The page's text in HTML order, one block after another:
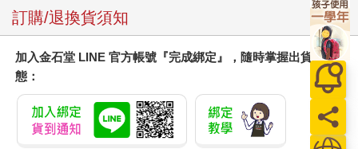
訂購/退換貨須知
加入金石堂 LINE 官方帳號『完成綁定』，隨時掌握出貨動
態：